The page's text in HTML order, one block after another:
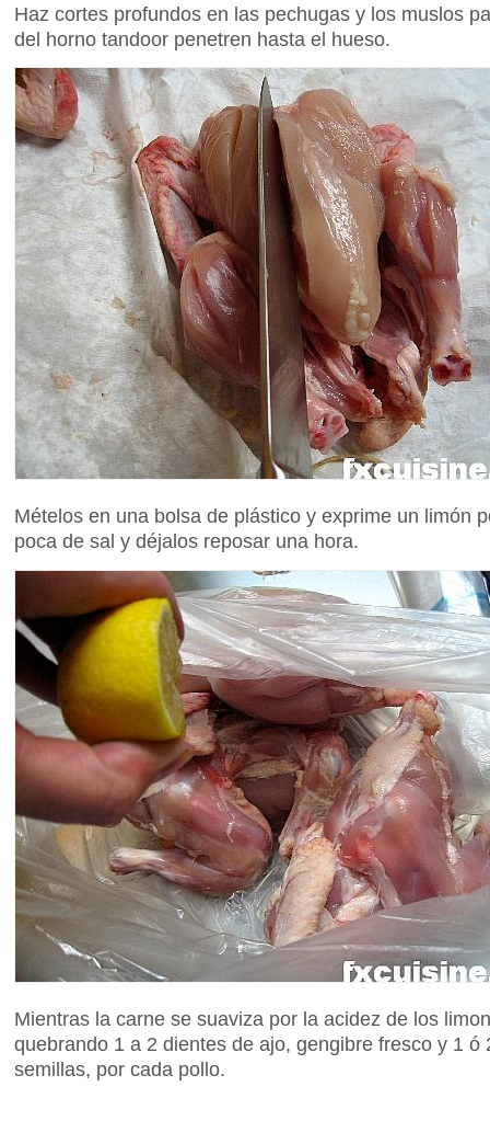
Haz cortes profundos en las pechugas y los muslos
del horno tandoor penetren hasta el hueso.
Mételos en una bolsa de plástico y exprime un limón
poca de sal y déjalos reposar una hora.
Mientras la carne se suaviza por la acidez de los
quebrando 1 a 2 dientes de ajo, gengibre fresco y 1 ó
semillas, por cada pollo.